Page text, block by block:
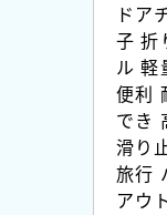
ドア
子 折
ル 軽
便利
でき
滑り
旅行
アウ